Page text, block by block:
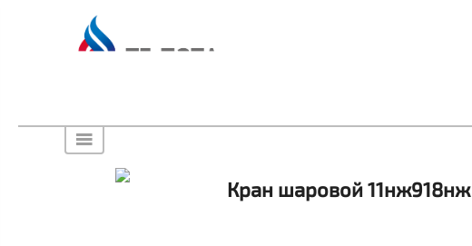
Кран шаровой 11нж918нж